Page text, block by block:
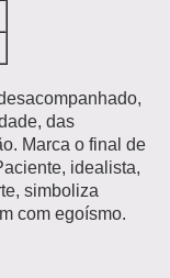
das
Marca o final de
idealista,
simboliza
com egoísmo.